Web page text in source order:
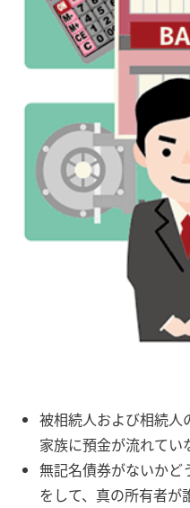
被相続人および相続人
家族に預金が流れてい
無記名債券がないかど
をして、真の所有者が